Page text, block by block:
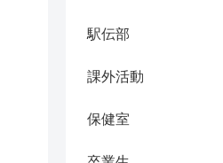
駅伝部
課外活動
保健室